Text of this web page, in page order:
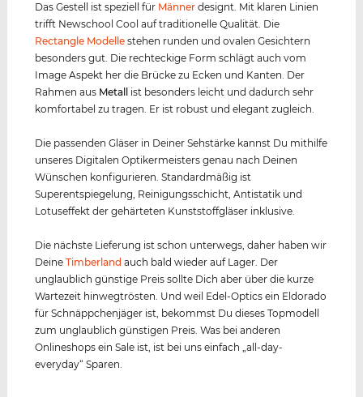
Das Gestell ist speziell für Männer designt. Mit klaren Linien
trifft Newschool Cool auf traditionelle Qualität. Die
Rectangle Modelle stehen runden und ovalen Gesichtern
besonders gut. Die rechteckige Form schlägt auch vom
Image Aspekt her die Brücke zu Ecken und Kanten. Der
Rahmen aus Metall
ist besonders leicht und dadurch sehr
komfortabel zu tragen. Er ist robust und elegant zugleich.
Die passenden Gläser in Deiner Sehstärke kannst Du mithilfe
unseres Digitalen Optikermeisters genau nach Deinen
Wünschen konfigurieren. Standardmäßig ist
Superentspiegelung, Reinigungsschicht, Antistatik und
Lotuseffekt der gehärteten Kunststoffgläser inklusive.
Die nächste Lieferung ist schon unterwegs, daher haben wir
DeineTimberland auch bald wieder auf Lager. Der
unglaublich günstige Preis sollte Dich aber über die kurze
Wartezeit hinwegtrösten. Und weil Edel-Optics ein Eldorado
für Schnäppchenjäger ist, bekommst Du dieses Topmodell
zum unglaublich günstigen Preis. Was bei anderen
Onlineshops ein Sale ist, ist bei uns einfach „all-day-
everyday“ Sparen.